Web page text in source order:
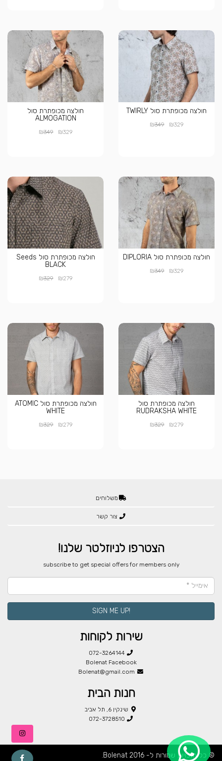
חולצה מכופתרת סול TWIRLY
₪329
₪349
חולצה מכופתרת סול
ALMOGATION
₪329
₪349
חולצה מכופתרת סול DIPLORIA
₪329
₪349
חולצה מכופתרת סול Seeds
BLACK
₪279
₪329
חולצה מכופתרת סול
RUDRAKSHA WHITE
₪279
₪329
חולצה מכופתרת סול ATOMIC
WHITE
₪279
₪329
משלוחים
צור קשר
הצטרפו לניוזלטר שלנו!
​subscribe to get special offers for members only
!SIGN ME UP
שירות לקוחות
072-3264144
Bolenat Facebook
Bolenat@gmail.com
חנות הבית
שינקין 6, תל אביב
072-3728510
© כל הזכויות שמורות ל- Bolenat 2016.